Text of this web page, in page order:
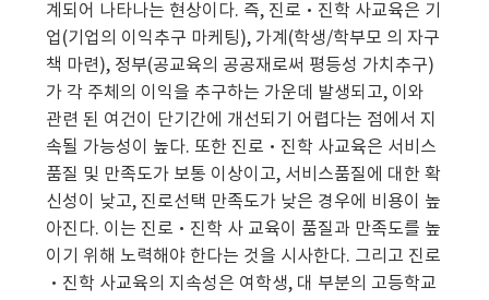
계되어 나타나는 현상이다. 즉, 진로·진학 사교육은 기
업(기업의 이익추구 마케팅), 가계(학생/학부모 의 자구
책 마련), 정부(공교육의 공공재로써 평등성 가치추구)
가 각 주체의 이익을 추구하는 가운데 발생되고, 이와
관련 된 여건이 단기간에 개선되기 어렵다는 점에서 지
속될 가능성이 높다. 또한 진로·진학 사교육은 서비스
품질 및 만족도가 보통 이상이고, 서비스품질에 대한 확
신성이 낮고, 진로선택 만족도가 낮은 경우에 비용이 높
아진다. 이는 진로·진학 사 교육이 품질과 만족도를 높
이기 위해 노력해야 한다는 것을 시사한다. 그리고 진로
·진학 사교육의 지속성은 여학생, 대 부분의 고등학교